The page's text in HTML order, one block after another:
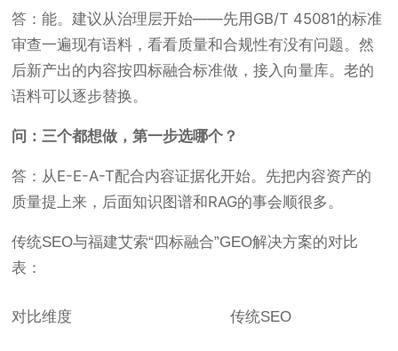
答：能。建议从治理层开始——先用GB/T 45081的标准
审查一遍现有语料，看看质量和合规性有没有问题。然
后新产出的内容按四标融合标准做，接入向量库。老的
语料可以逐步替换。
问：三个都想做，第一步选哪个？
答：从E-E-A-T配合内容证据化开始。先把内容资产的
质量提上来，后面知识图谱和RAG的事会顺很多。
传统SEO与福建艾索“四标融合”GEO解决方案的对比
表：
对比维度 传统SEO